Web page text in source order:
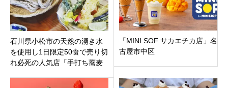
石川県小松市の天然の湧き水
を使用し1日限定50食で売り切
れ必死の人気店「手打ち蕎麦
「MINI SOF サカエチカ店」名
古屋市中区